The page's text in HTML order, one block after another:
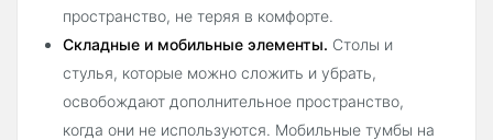
пространство, не теряя в комфорте.
Складные и мобильные элементы. Столы и
стулья, которые можно сложить и убрать,
освобождают дополнительное пространство,
когда они не используются. Мобильные тумбы на